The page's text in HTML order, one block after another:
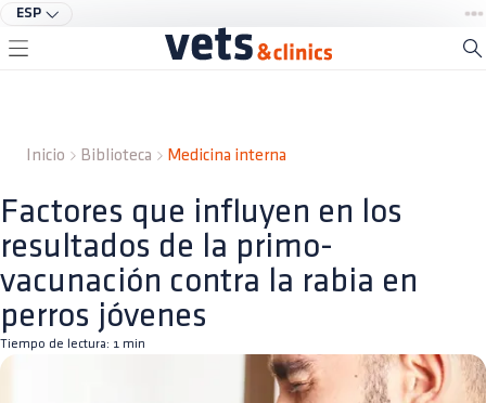
ESP
Inicio Biblioteca Medicina interna
Factores que influyen en los
resultados de la primo-
vacunación contra la rabia en
perros jóvenes
Tiempo de lectura: 1 min